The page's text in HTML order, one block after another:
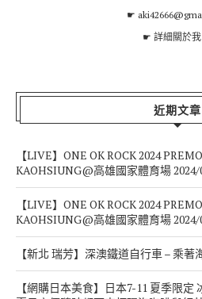
ABOUT
喜歡咖啡、散步、旅行、手帳、文具、拍照
活中的小確
☛
☛詳細關於我